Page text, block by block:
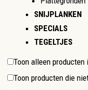
SNIJPLANKEN
SPECIALS
TEGELTJES
Toon alleen producten
Toon producten die